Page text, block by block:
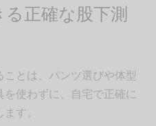
正確な股下測
とは、パンツ選びや体型
使わずに、自宅で正確に
す。